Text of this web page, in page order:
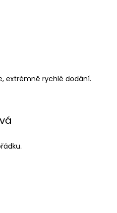
5 hvězdiček.
5 hvězdiček.
extrémně rychlé dodání.
5 hvězdiček.
5 hvězdiček.